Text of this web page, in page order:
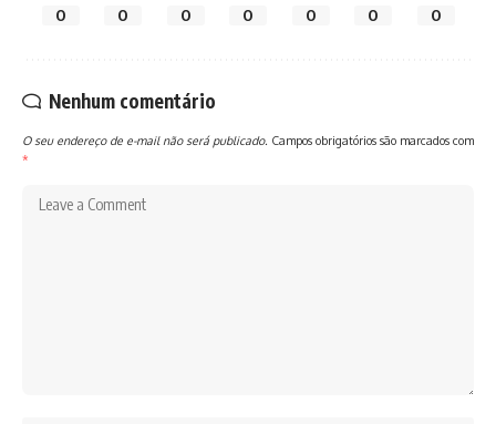
0 0 0 0 0 0 0
Nenhum comentário
O seu endereço de e-mail não será publicado. Campos obrigatórios são marcados com
*